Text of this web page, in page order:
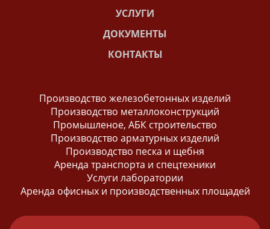
УСЛУГИ
ДОКУМЕНТЫ
КОНТАКТЫ
Производство железобетонных изделий
Производство металлоконструкций
Промышленое, АБК строительство
Производство арматурных изделий
Производство песка и щебня
Аренда транспорта и спецтехники
Услуги лаборатории
Аренда офисных и производственных площадей